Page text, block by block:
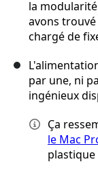
la
avons
chargé de
par une, ni
ingénieux
Ça
le Mac
plastique